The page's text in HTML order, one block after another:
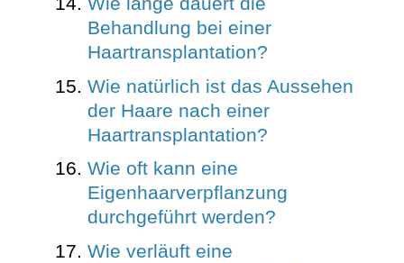
Behandlung bei einer
Haartransplantation?
Wie natürlich ist das Aussehen
der Haare nach einer
Haartransplantation?
Wie oft kann eine
Eigenhaarverpflanzung
durchgeführt werden?
Wie verläuft eine